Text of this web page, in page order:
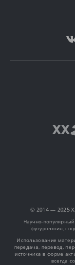
© 2014 — 2025
Научно-
футурология,
Использование
передача, перевод,
источника в форме
всегда